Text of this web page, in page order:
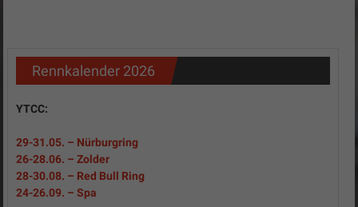
Rennkalender 2026
YTCC:
29-31.05. – Nürburgring
26-28.06. – Zolder
28-30.08. – Red Bull Ring
24-26.09. – Spa